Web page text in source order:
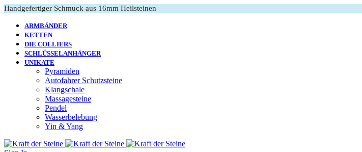
Handgefertiger Schmuck aus 16mm Heilsteinen
ARMBÄNDER
KETTEN
DIE COLLIERS
SCHLÜSSELANHÄNGER
UNIKATE
Pyramiden
Autofahrer Schutzsteine
Klangschale
Massagesteine
Pendel
Wasserbelebung
Yin & Yang